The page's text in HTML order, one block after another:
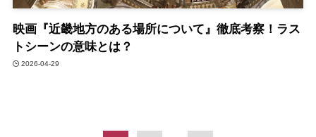
映画『近畿地方のある場所について』徹底考察！ラス
トシーンの意味とは？
2026-04-29